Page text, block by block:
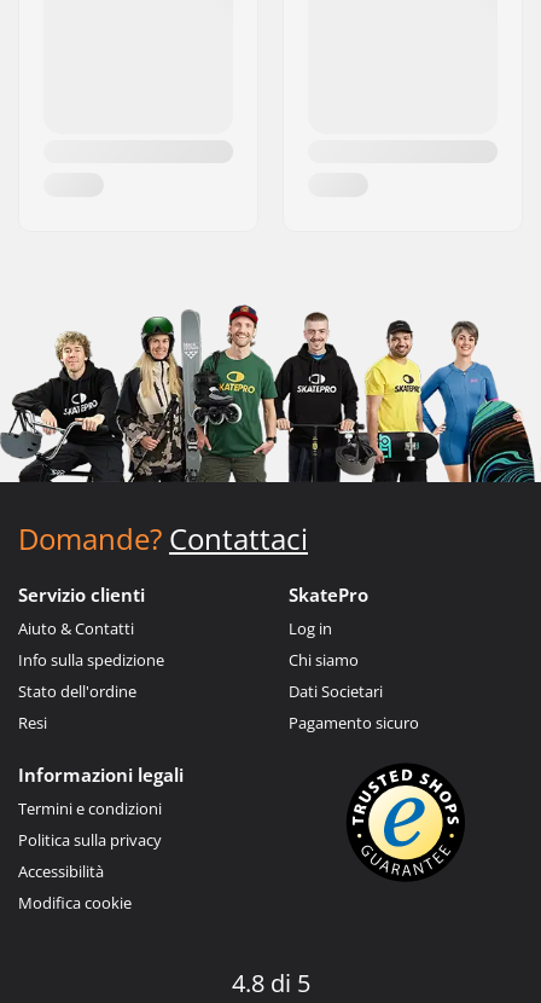
Domande? Contattaci
Servizio clienti
Aiuto & Contatti
Info sulla spedizione
Stato dell'ordine
Resi
SkatePro
Log in
Chi siamo
Dati Societari
Pagamento sicuro
Informazioni legali
Termini e condizioni
Politica sulla privacy
Accessibilità
Modifica cookie
4.8 di 5